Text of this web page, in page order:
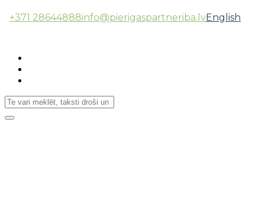
+371 28644888info@pierigaspartneriba.lvEnglish
Toggle